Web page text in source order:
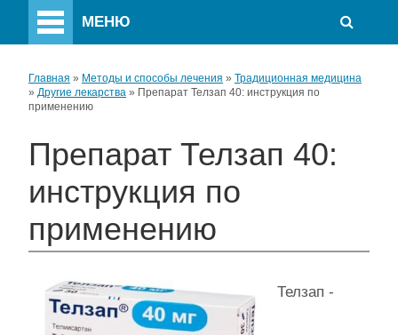
МЕНЮ
Главная » Методы и способы лечения » Традиционная медицина
» Другие лекарства » Препарат Телзап 40: инструкция по
применению
Препарат Телзап 40:
инструкция по
применению
Телзап -